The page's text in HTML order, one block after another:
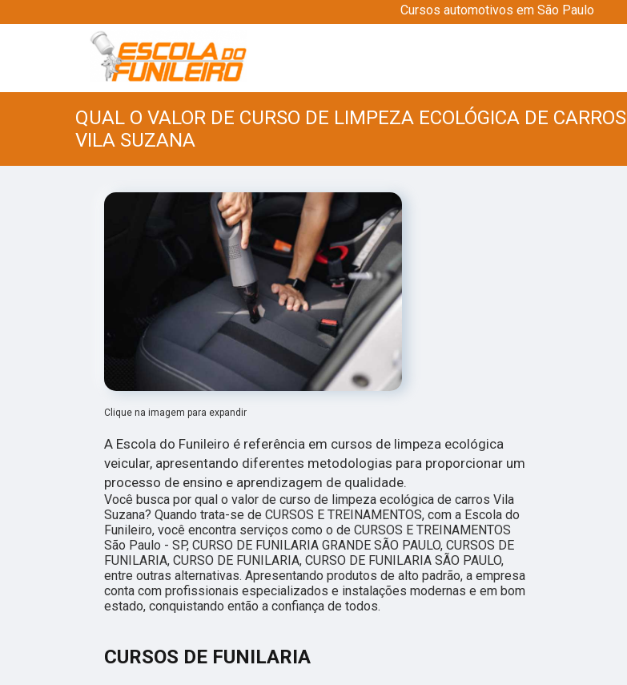
Cursos automotivos em São Paulo
QUAL O VALOR DE CURSO DE LIMPEZA ECOLÓGICA DE CARROS
VILA SUZANA
Clique na imagem para expandir
A Escola do Funileiro é referência em cursos de limpeza ecológica
veicular, apresentando diferentes metodologias para proporcionar um
processo de ensino e aprendizagem de qualidade.
Você busca por qual o valor de curso de limpeza ecológica de carros Vila
Suzana? Quando trata-se de CURSOS E TREINAMENTOS, com a Escola do
Funileiro, você encontra serviços como o de CURSOS E TREINAMENTOS
São Paulo - SP, CURSO DE FUNILARIA GRANDE SÃO PAULO, CURSOS DE
FUNILARIA, CURSO DE FUNILARIA, CURSO DE FUNILARIA SÃO PAULO,
entre outras alternativas. Apresentando produtos de alto padrão, a empresa
conta com profissionais especializados e instalações modernas e em bom
estado, conquistando então a confiança de todos.
CURSOS DE FUNILARIA